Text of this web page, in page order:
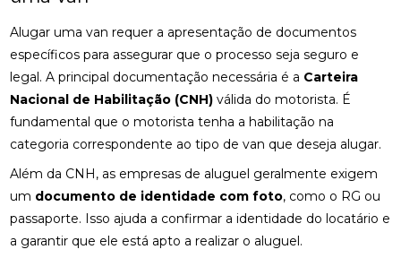
Alugar uma van requer a apresentação de documentos
específicos para assegurar que o processo seja seguro e
legal. A principal documentação necessária é a Carteira
Nacional de Habilitação (CNH) válida do motorista. É
fundamental que o motorista tenha a habilitação na
categoria correspondente ao tipo de van que deseja alugar.
Além da CNH, as empresas de aluguel geralmente exigem
um documento de identidade com foto, como o RG ou
passaporte. Isso ajuda a confirmar a identidade do locatário e
a garantir que ele está apto a realizar o aluguel.